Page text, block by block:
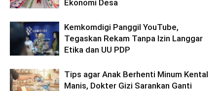
Ekonomi Desa
Kemkomdigi Panggil YouTube,
Tegaskan Rekam Tanpa Izin Langgar
Etika dan UU PDP
Tips agar Anak Berhenti Minum Kental
Manis, Dokter Gizi Sarankan Ganti